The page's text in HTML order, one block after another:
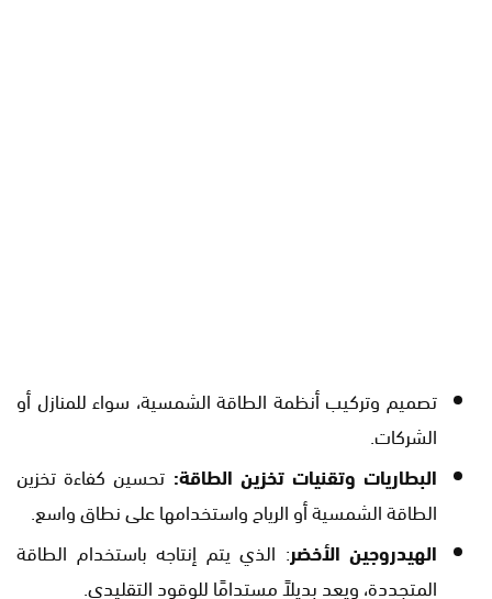
تصميم وتركيب أنظمة الطاقة الشمسية، سواء للمنازل أو
الشركات.
البطاريات وتقنيات تخزين الطاقة: تحسين كفاءة تخزين
الطاقة الشمسية أو الرياح واستخدامها على نطاق واسع.
الهيدروجين الأخضر: الذي يتم إنتاجه باستخدام الطاقة
المتجددة، ويعد بديلاً مستدامًا للوقود التقليدي.